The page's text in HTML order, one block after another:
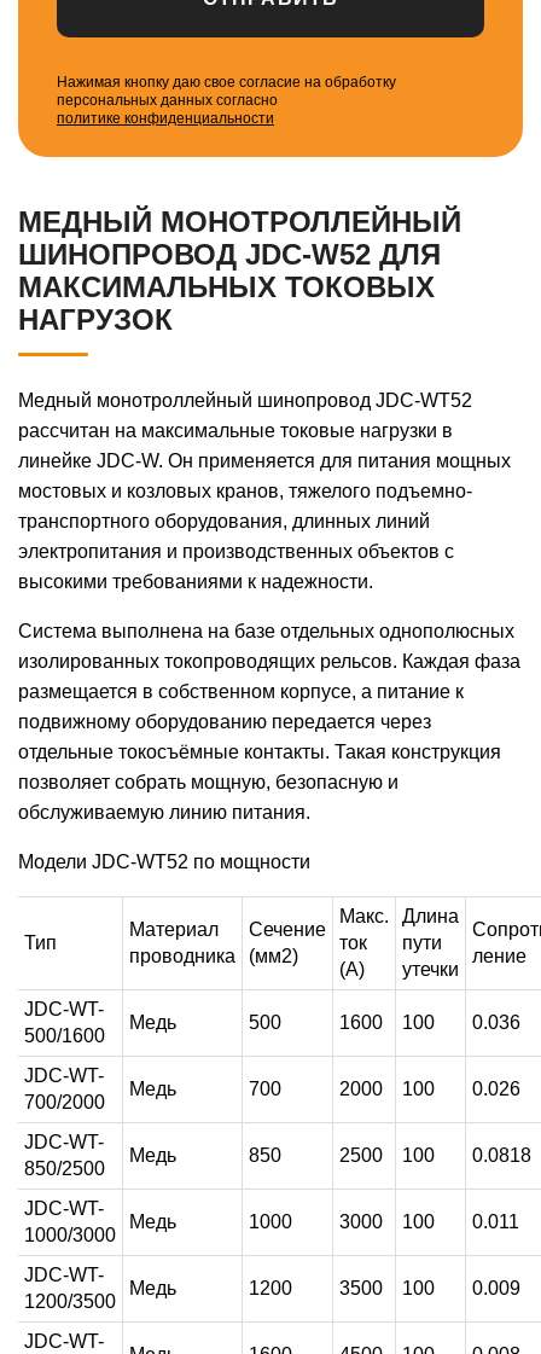
Нажимая кнопку даю свое согласие на обработку
персональных данных согласно
политике конфиденциальности
МЕДНЫЙ МОНОТРОЛЛЕЙНЫЙ
ШИНОПРОВОД JDC-W52 ДЛЯ
МАКСИМАЛЬНЫХ ТОКОВЫХ
НАГРУЗОК
Медный монотроллейный шинопровод JDC-WT52
рассчитан на максимальные токовые нагрузки в
линейке JDC-W. Он применяется для питания мощных
мостовых и козловых кранов, тяжелого подъемно-
транспортного оборудования, длинных линий
электропитания и производственных объектов с
высокими требованиями к надежности.
Система выполнена на базе отдельных однополюсных
изолированных токопроводящих рельсов. Каждая фаза
размещается в собственном корпусе, а питание к
подвижному оборудованию передается через
отдельные токосъёмные контакты. Такая конструкция
позволяет собрать мощную, безопасную и
обслуживаемую линию питания.
Модели JDC-WT52 по мощности
Тип
Материал
проводника
Сечение
(мм2)
Макс.
ток
(А)
Длина
пути
утечки
ление
JDC-WT-
500/1600
Медь 500 1600 100 0.036
JDC-WT-
700/2000
Медь 700 2000 100 0.026
JDC-WT-
850/2500
Медь 850 2500 100 0.0818
JDC-WT-
1000/3000
Медь 1000 3000 100 0.011
JDC-WT-
1200/3500
Медь 1200 3500 100 0.009
JDC-WT-